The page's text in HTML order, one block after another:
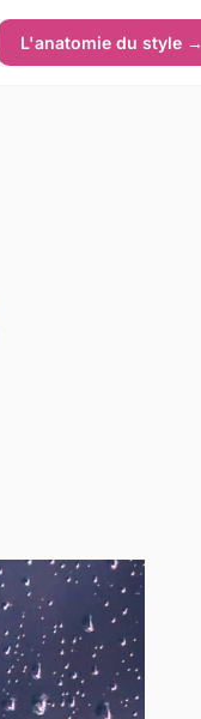
L'anatomie du style →